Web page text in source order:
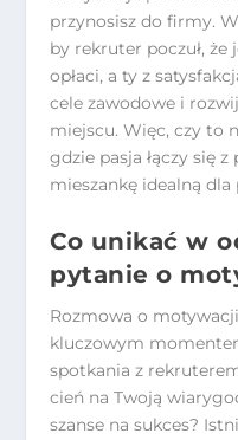
przynosisz do firmy.
by rekruter poczuł, że
opłaci, a ty z
cele zawodowe i
miejscu. Więc, czy to
gdzie pasja łączy się
mieszankę idealną
Co unikać w
pytanie o
Rozmowa o
kluczowym
spotkania z
cień na Twoją
szanse na sukces?